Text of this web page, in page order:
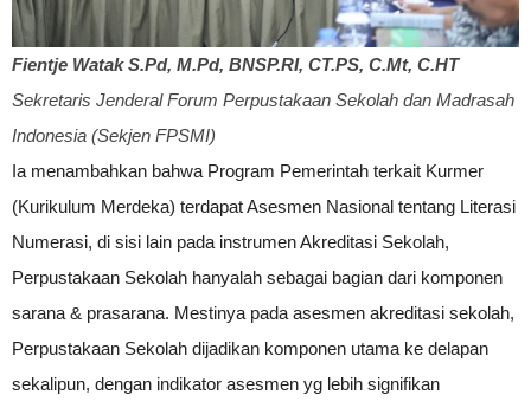
Fientje Watak S.Pd, M.Pd, BNSP.RI, CT.PS, C.Mt, C.HT
Sekretaris Jenderal Forum Perpustakaan Sekolah dan Madrasah
Indonesia (Sekjen FPSMI)
Ia menambahkan bahwa Program Pemerintah terkait Kurmer
(Kurikulum Merdeka) terdapat Asesmen Nasional tentang Literasi
Numerasi, di sisi lain pada instrumen Akreditasi Sekolah,
Perpustakaan Sekolah hanyalah sebagai bagian dari komponen
sarana & prasarana. Mestinya pada asesmen akreditasi sekolah,
Perpustakaan Sekolah dijadikan komponen utama ke delapan
sekalipun, dengan indikator asesmen yg lebih signifikan